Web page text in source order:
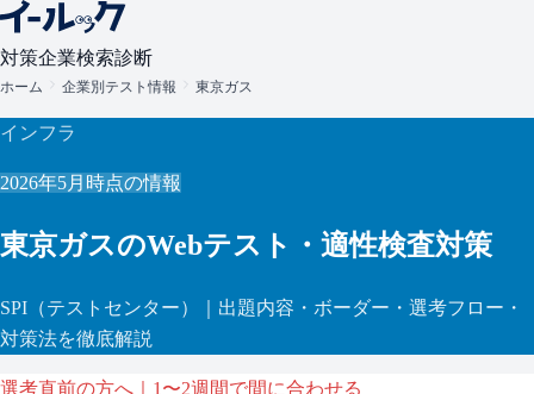
対策企業検索診断
ホーム 企業別テスト情報 東京ガス
インフラ
2026年5月 時点の情報
東京ガスのWebテスト・適性検査対策
SPI （テストセンター）
｜出題内容・ボーダー・選考フロー・
対策法を徹底解説
選考直前の方へ｜1〜2週間で間に合わせる